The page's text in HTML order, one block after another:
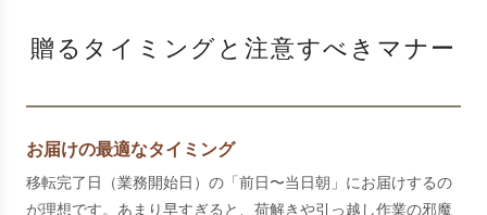
贈るタイミングと注意すべきマナー
お届けの最適なタイミング
移転完了日（業務開始日）の「前日〜当日朝」にお届けするの
が理想です。あまり早すぎると、荷解きや引っ越し作業の邪魔